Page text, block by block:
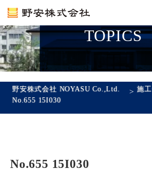
カタログ
企業情報
TOPICS
野安株式会社 NOYASU Co.,Ltd. >施工
No.655 15I030
No.655 15I030